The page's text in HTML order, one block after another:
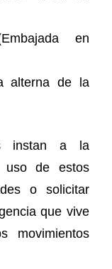
en
alterna de la
instan a la
uso de estos
o solicitar
que vive
movimientos